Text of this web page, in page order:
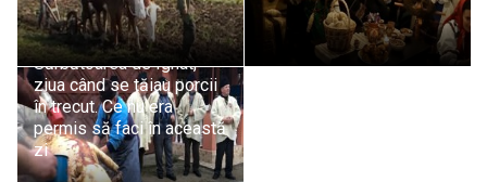
Sărbătoarea de Ignat,
ziua când se tăiau porcii
în trecut. Ce nu era
permis să faci în această
zi